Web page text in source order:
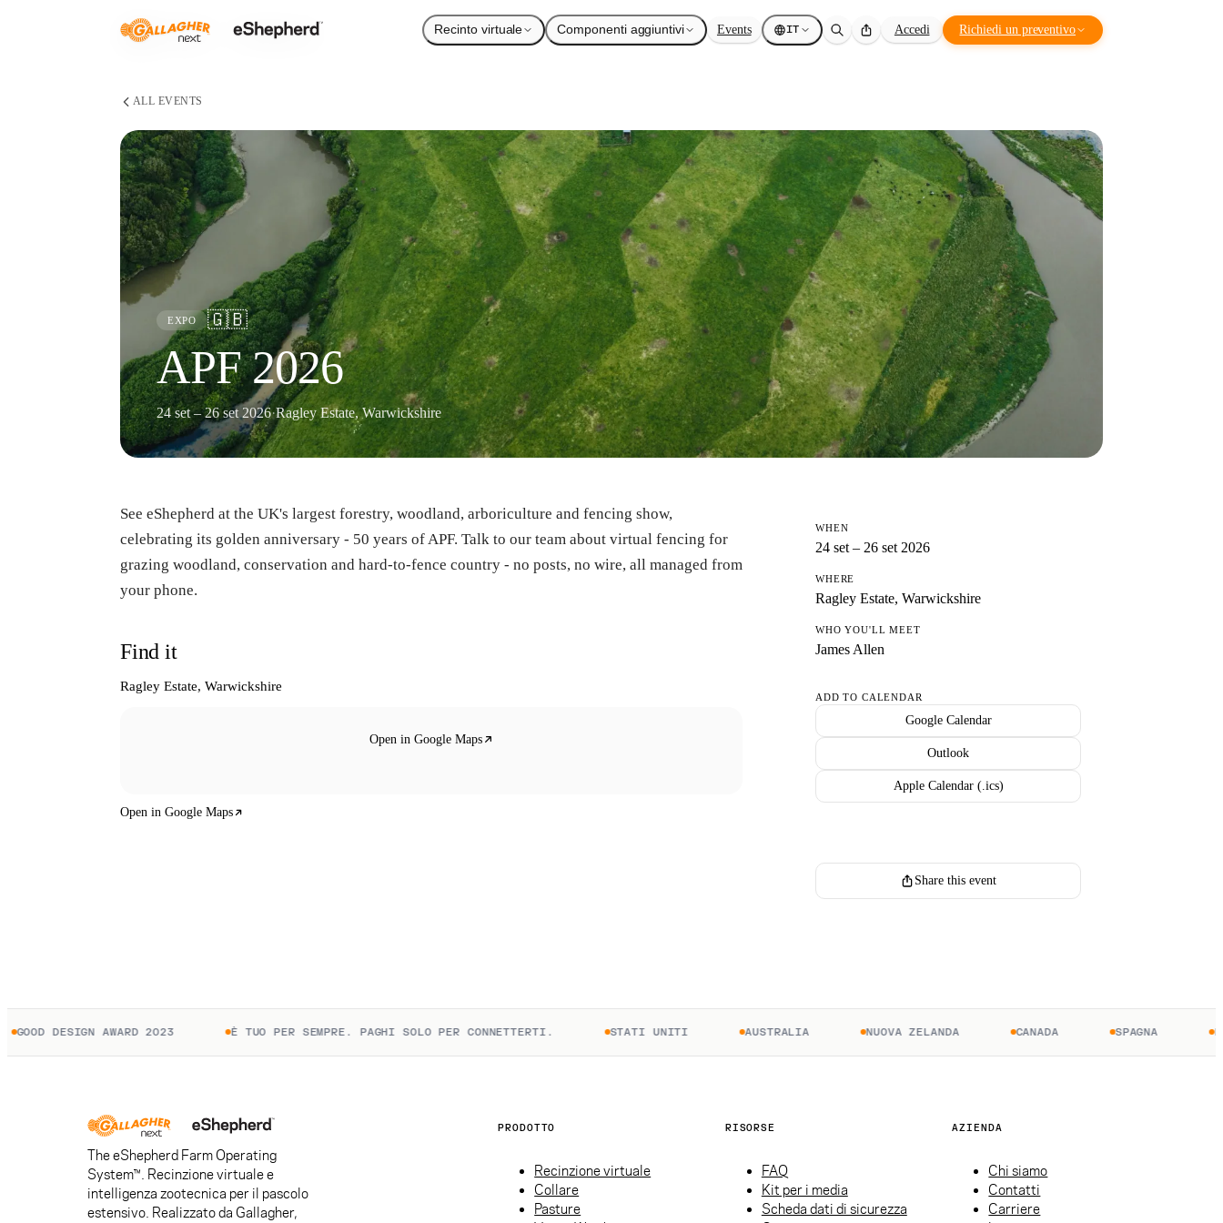
Recinto virtuale Componenti aggiuntivi Events IT Accedi Richiedi un preventivo
ALL EVENTS
EXPO 🇬🇧
APF 2026
24 set – 26 set 2026·Ragley Estate, Warwickshire
See eShepherd at the UK's largest forestry, woodland, arboriculture and fencing show,
celebrating its golden anniversary - 50 years of APF. Talk to our team about virtual fencing for
grazing woodland, conservation and hard-to-fence country - no posts, no wire, all managed from
your phone.
Find it
Ragley Estate, Warwickshire
Open in Google Maps
Open in Google Maps
WHEN
24 set – 26 set 2026
WHERE
Ragley Estate, Warwickshire
WHO YOU'LL MEET
James Allen
ADD TO CALENDAR
Google Calendar
Outlook
Apple Calendar (.ics)
Share this event
DESIGN AWARD 2023 È TUO PER SEMPRE. PAGHI SOLO PER CONNETTERTI. STATI UNITI AUSTRALIA NUOVA ZELANDA CANADA SPAGNA
The eShepherd Farm Operating
System™. Recinzione virtuale e
intelligenza zootecnica per il pascolo
estensivo. Realizzato da Gallagher,
PRODOTTO
Recinzione virtuale
Collare
Pasture
RISORSE
FAQ
Kit per i media
Scheda dati di sicurezza
AZIENDA
Chi siamo
Contatti
Carriere